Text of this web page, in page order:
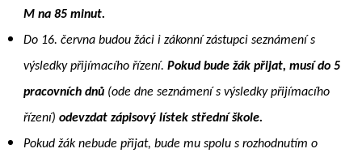
M na 85 minut.
Do 16. června budou žáci i zákonní zástupci seznámení s
výsledky přijímacího řízení.Pokud bude žák přijat, musí do 5
pracovních dnů (ode dne seznámení s výsledky přijímacího
řízení)odevzdat zápisový lístek střední škole.
Pokud žák nebude přijat, bude mu spolu s rozhodnutím o